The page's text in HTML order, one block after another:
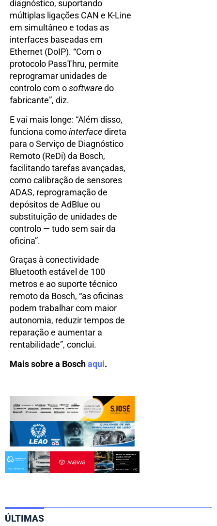
diagnóstico, suportando
múltiplas ligações CAN e K-Line
em simultâneo e todas as
interfaces baseadas em
Ethernet (DoIP). “Com o
protocolo PassThru, permite
reprogramar unidades de
controlo com osoftwaredo
fabricante”, diz.
E vai mais longe: “Além disso,
funciona comointerfacedireta
para o Serviço de Diagnóstico
Remoto (ReDi) da Bosch,
facilitando tarefas avançadas,
como calibração de sensores
ADAS, reprogramação de
depósitos de AdBlue ou
substituição de unidades de
controlo — tudo sem sair da
oficina”.
Graças à conectividade
Bluetooth estável de 100
metros e ao suporte técnico
remoto da Bosch, “as oficinas
podem trabalhar com maior
autonomia, reduzir tempos de
reparação e aumentar a
rentabilidade”, conclui.
Mais sobre a Boschaqui.
ÚLTIMAS